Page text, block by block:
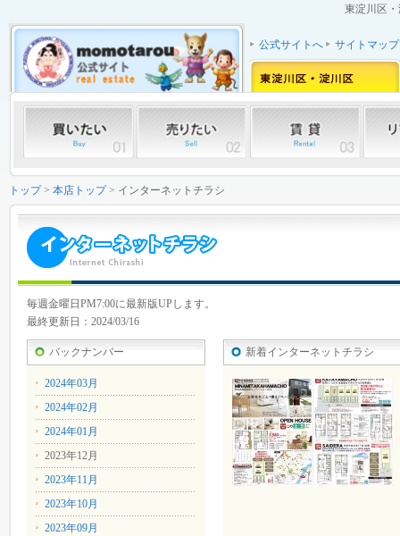
東淀川区
公式サイトへ サイトマップ
トップ> 本店トップ> インターネットチラシ
毎週金曜日PM7:00に最新版UPします。
最終更新日：2024/03/16
バックナンバー
2024年03月
2024年02月
2024年01月
2023年12月
2023年11月
2023年10月
2023年09月
新着インターネットチラシ